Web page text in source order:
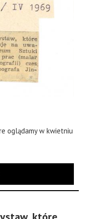
oglądamy w kwietniu